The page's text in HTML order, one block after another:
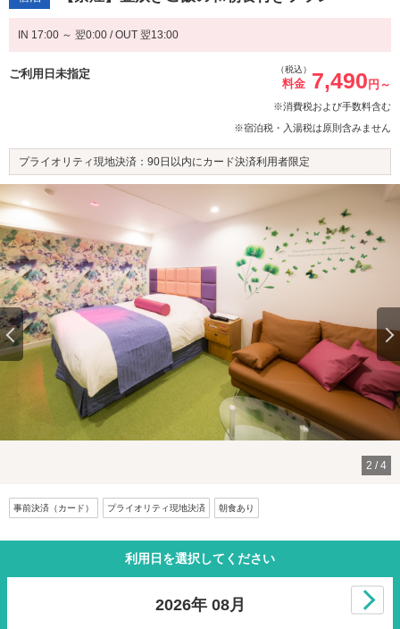
IN 17:00 ～ 翌0:00 / OUT 翌13:00
ご利用日未指定 （税込）
料金 7,490 円～
※消費税および手数料含む
※宿泊税・入湯税は原則含みません
プライオリティ現地決済：90日以内にカード決済利用者限定
2 /4
事前決済（カード） プライオリティ現地決済 朝食あり
利用日を選択してください
2026年 08月